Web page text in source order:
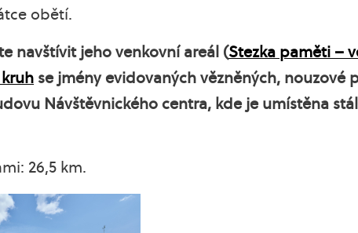
obětí.
navštívit jeho venkovní areál (Stezka paměti –
se jmény evidovaných vězněných, nouzové
Návštěvnického centra, kde je umístěna
26,5 km.